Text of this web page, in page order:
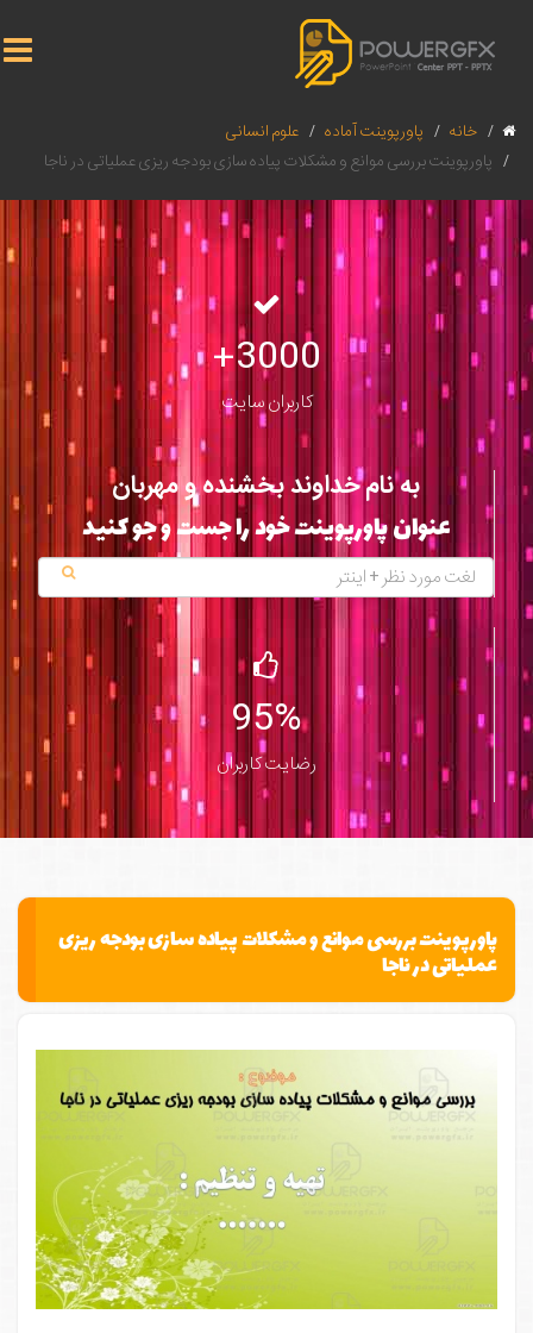
خانه پاورپوینت آماده
علوم انسانی
پاورپوینت بررسی موانع و مشکلات پیاده سازی بودجه ریزی عملیاتی در ناجا
3000+
کاربران سایت
به نام خداوند بخشنده و مهربان
عنوان پاورپوینت خود را جست و جو کنید
95%
رضایت کاربران
پاورپوینت بررسی موانع و مشکلات پیاده سازی بودجه ریزی
عملیاتی در ناجا